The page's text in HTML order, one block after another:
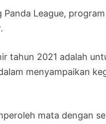
League,
tahun 2021 adalah
menyampaikan
mata dengan